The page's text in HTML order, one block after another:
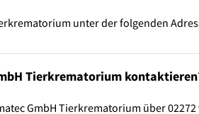
unter der folgenden
Tierkrematorium
GmbH Tierkrematorium über 02272